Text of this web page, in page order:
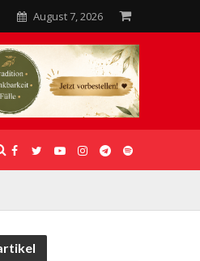
August 7, 2026